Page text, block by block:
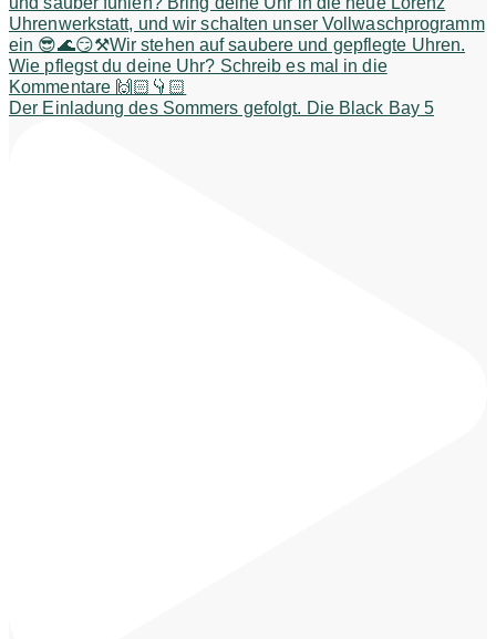
Der Einladung des Sommers gefolgt. Die Black Bay 5